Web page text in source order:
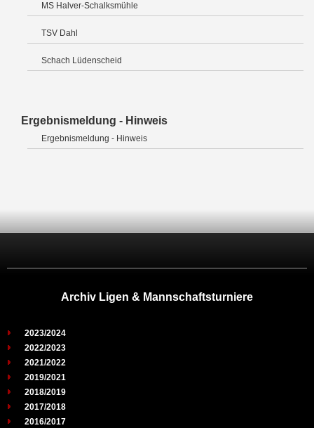
MS Halver-Schalksmühle
TSV Dahl
Schach Lüdenscheid
Ergebnismeldung - Hinweis
Ergebnismeldung - Hinweis
Archiv Ligen & Mannschaftsturniere
2023/2024
2022/2023
2021/2022
2019/2021
2018/2019
2017/2018
2016/2017